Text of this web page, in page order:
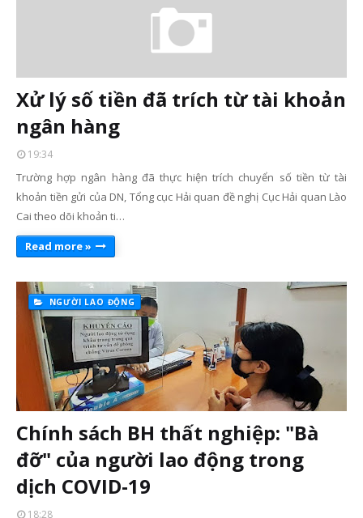
Xử lý số tiền đã trích từ tài khoản
ngân hàng
19:34
Trường hợp ngân hàng đã thực hiện trích chuyển số tiền từ tài
khoản tiền gửi của DN, Tổng cục Hải quan đề nghị Cục Hải quan Lào
Cai theo dõi khoản ti…
Read more »
NGƯỜI LAO ĐỘNG
Chính sách BH thất nghiệp: "Bà
đỡ" của người lao động trong
dịch COVID-19
18:28